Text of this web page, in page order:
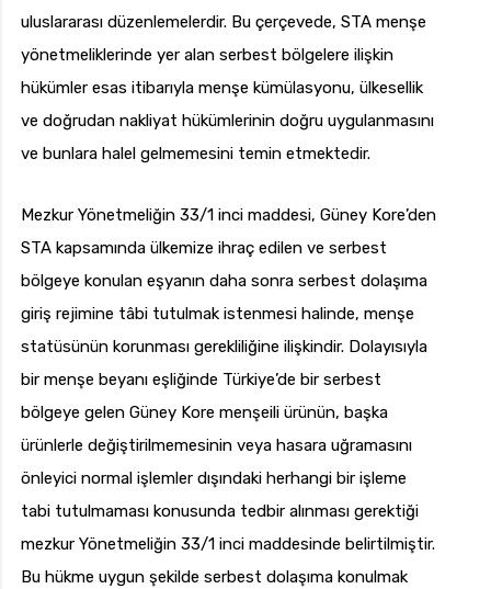
uluslararası düzenlemelerdir. Bu çerçevede, STA menşe
yönetmeliklerinde yer alan serbest bölgelere ilişkin
hükümler esas itibarıyla menşe kümülasyonu, ülkesellik
ve doğrudan nakliyat hükümlerinin doğru uygulanmasını
ve bunlara halel gelmemesini temin etmektedir.
Mezkur Yönetmeliğin 33/1 inci maddesi, Güney Kore’den
STA kapsamında ülkemize ihraç edilen ve serbest
bölgeye konulan eşyanın daha sonra serbest dolaşıma
giriş rejimine tâbi tutulmak istenmesi halinde, menşe
statüsünün korunması gerekliliğine ilişkindir. Dolayısıyla
bir menşe beyanı eşliğinde Türkiye’de bir serbest
bölgeye gelen Güney Kore menşeili ürünün, başka
ürünlerle değiştirilmemesinin veya hasara uğramasını
önleyici normal işlemler dışındaki herhangi bir işleme
tabi tutulmaması konusunda tedbir alınması gerektiği
mezkur Yönetmeliğin 33/1 inci maddesinde belirtilmiştir.
Bu hükme uygun şekilde serbest dolaşıma konulmak